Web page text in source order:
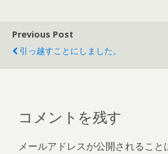
Previous Post
引っ越すことにしました。
コメントを残す
メールアドレスが公開されること